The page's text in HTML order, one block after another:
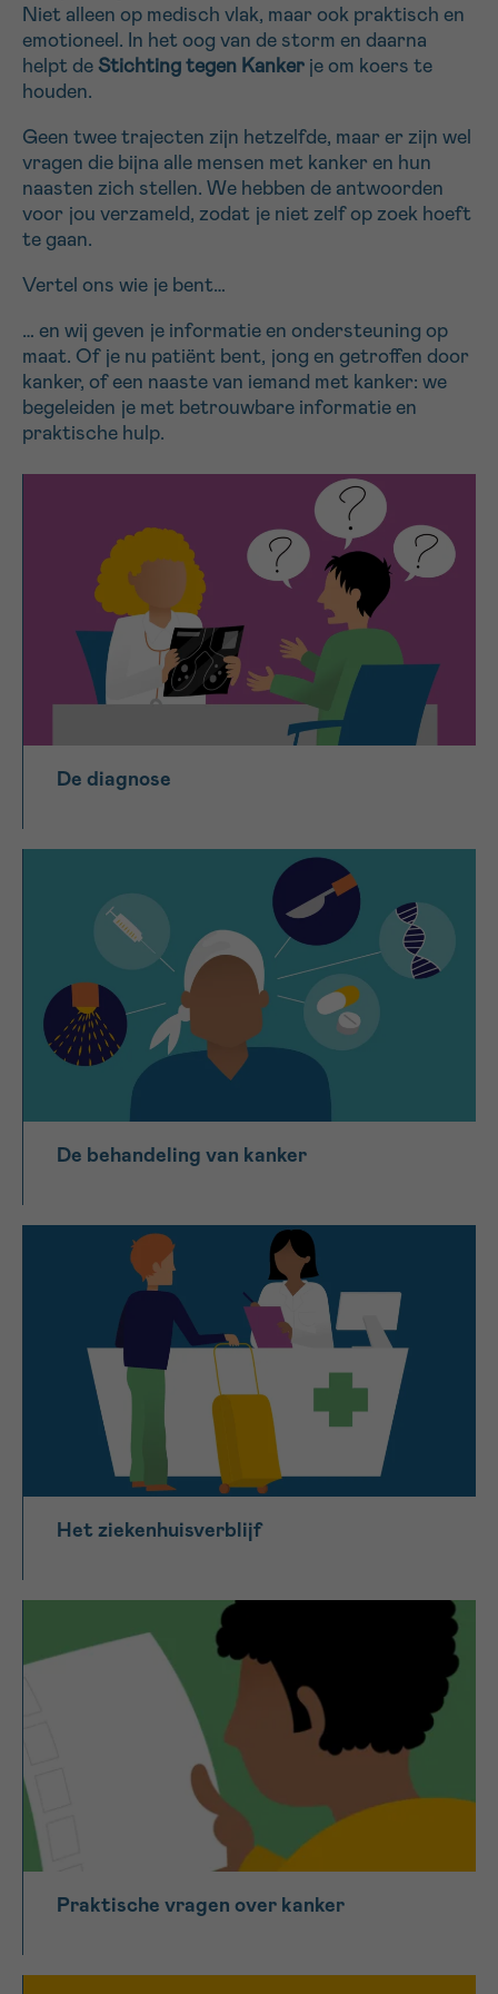
Niet alleen op medisch vlak, maar ook praktisch en
emotioneel. In het oog van de storm en daarna
helpt de Stichting tegen Kanker je om koers te
houden.
Geen twee trajecten zijn hetzelfde, maar er zijn wel
vragen die bijna alle mensen met kanker en hun
naasten zich stellen. We hebben de antwoorden
voor jou verzameld, zodat je niet zelf op zoek hoeft
te gaan.
Vertel ons wie je bent…
… en wij geven je informatie en ondersteuning op
maat. Of je nu patiënt bent, jong en getroffen door
kanker, of een naaste van iemand met kanker: we
begeleiden je met betrouwbare informatie en
praktische hulp.
De diagnose
De behandeling van kanker
Het ziekenhuisverblijf
Praktische vragen over kanker
VOORNAAM
EMAIL
MIJN VRAAG
Ja, stuur mij de nieuwsbrief
Sturen